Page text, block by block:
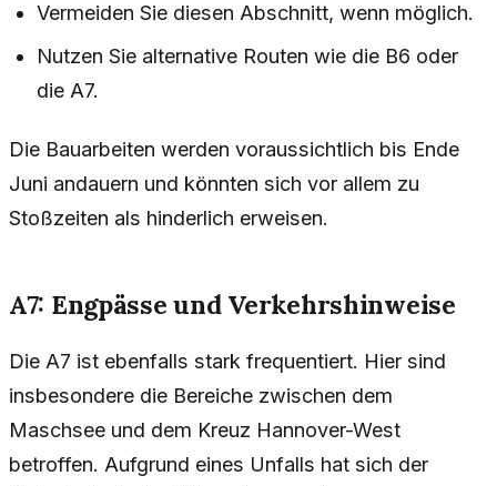
Vermeiden Sie diesen Abschnitt, wenn möglich.
Nutzen Sie alternative Routen wie die B6 oder
die A7.
Die Bauarbeiten werden voraussichtlich bis Ende
Juni andauern und könnten sich vor allem zu
Stoßzeiten als hinderlich erweisen.
A7: Engpässe und Verkehrshinweise
Die A7 ist ebenfalls stark frequentiert. Hier sind
insbesondere die Bereiche zwischen dem
Maschsee und dem Kreuz Hannover-West
betroffen. Aufgrund eines Unfalls hat sich der